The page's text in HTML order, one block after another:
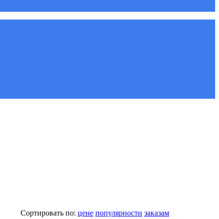
Сортировать по: цене популярности заказам